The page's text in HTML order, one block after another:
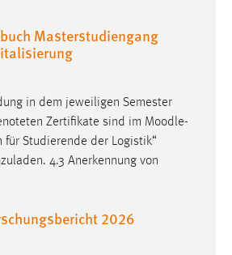
Masterstudiengang
in dem jeweiligen Semester
Zertifikate sind im Moodle-
für Studierende der Logistik“
4.3 Anerkennung von
2026